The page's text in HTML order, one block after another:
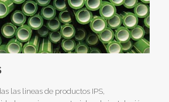
las lineas de productos IPS,